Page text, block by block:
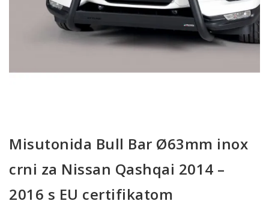
Misutonida Bull Bar Ø63mm inox
crni za Nissan Qashqai 2014 –
2016 s EU certifikatom